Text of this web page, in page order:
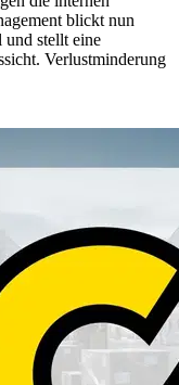
blickt nun
und stellt eine
Verlustminderung